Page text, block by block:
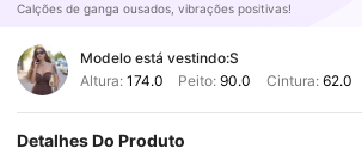
Calções de ganga ousados, vibrações positivas!
Modelo está vestindo:S
Altura: 174.0 Peito:90.0 Cintura: 62.0
Detalhes Do Produto